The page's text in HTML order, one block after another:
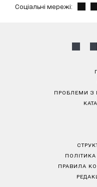
Соціальні мережі:
ПРОБЛЕМИ З
ПРАВИЛА